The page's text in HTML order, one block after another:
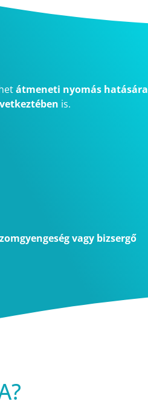
átmeneti nyomás hatására
is.
vagy bizsergő